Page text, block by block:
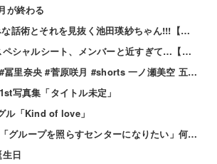
が終わる
林瑠奈ちゃんの巧みな話術とそれを見抜く池田瑛紗ちゃん!!!【乃木坂46】
【櫻坂46】レミノスペシャルシート、メンバーと近すぎて…【全国ツアー2026】
池田瑛紗 乃木坂46 #冨里奈央 #菅原咲月 #shorts 一ノ瀬美空 五百城茉央 瀬戸口心月 奥の反応まとめ
写真集「タイトル未定」
ル「Kind of love」
日向坂46 藤嶌果歩 「グループを照らすセンターになりたい」何倍もキラキラしたかほりんが降臨【坂道の火曜日】
日